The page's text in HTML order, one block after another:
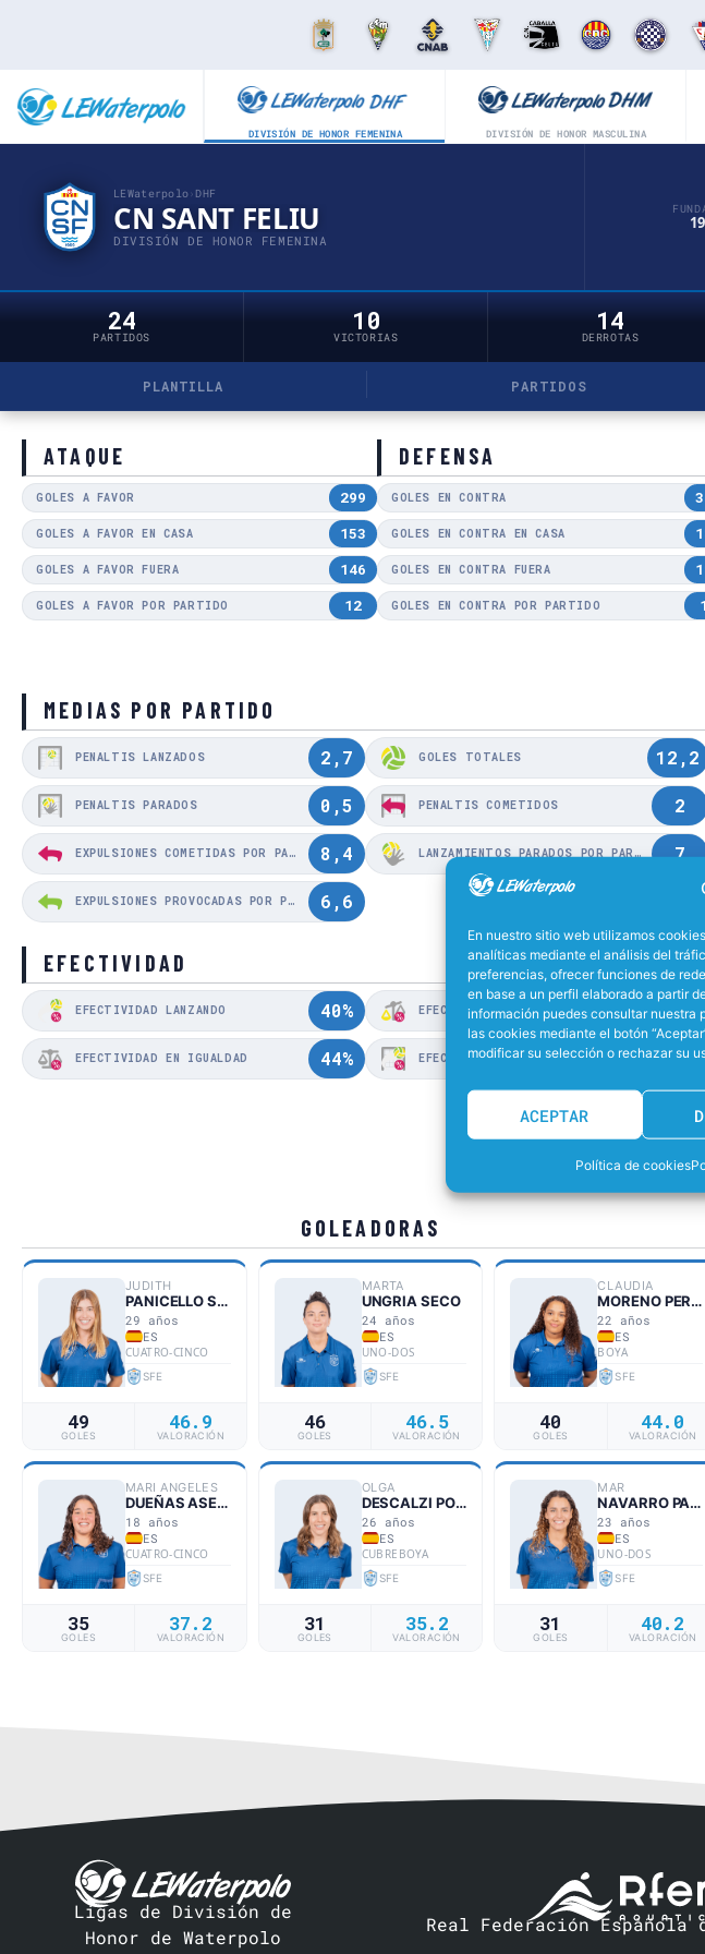
En nuestro sitio web utilizamos
analíticas mediante el análisis del
preferencias, ofrecer funciones de
en base a un perfil elaborado a partir
información puedes consultar nuestra
las cookies mediante el botón
modificar su selección o rechazar su
ACEPTAR
Política de cookies
DIVISIÓN DE HONOR FEMENINA DIVISIÓN DE HONOR MASCULINA
LEWaterpolo› DHF
CN SANT FELIU
DIVISIÓN DE HONOR FEMENINA
24
PARTIDOS
10
VICTORIAS
14
DERROTAS
PLANTILLA PARTIDOS
ATAQUE
GOLES A FAVOR 299
GOLES A FAVOR EN CASA 153
GOLES A FAVOR FUERA 146
GOLES A FAVOR POR PARTIDO 12
DEFENSA
GOLES EN CONTRA
GOLES EN CONTRA EN CASA
GOLES EN CONTRA FUERA
GOLES EN CONTRA POR PARTIDO
MEDIAS POR PARTIDO
PENALTIS LANZADOS 2,7 GOLES TOTALES 12,2
PENALTIS PARADOS 0,5 PENALTIS COMETIDOS 2
EXPULSIONES COMETIDAS POR PARTIDO 8,4 LANZAMIENTOS PARADOS POR PARTIDO 7
EXPULSIONES PROVOCADAS POR PARTIDO 6,6
EFECTIVIDAD
EFECTIVIDAD LANZANDO 40% EFECTIVIDAD EN SUPERIORIDAD 26%
EFECTIVIDAD EN IGUALDAD 44% EFECTIVIDAD PARANDO LANZAMIENTOS 33%
GOLEADORAS
JUDITH
PANICELLO SANZ
29 años
ES
CUATRO-CINCO
SFE
49
GOLES
46.9
VALORACIÓN
MARTA
UNGRIA SECO
24 años
ES
UNO-DOS
SFE
46
GOLES
46.5
VALORACIÓN
CLAUDIA
MORENO PEREZ
22 años
ES
BOYA
SFE
40
GOLES
44.0
VALORACIÓN
MARI ANGELES
DUEÑAS ASENCIO
18 años
ES
CUATRO-CINCO
SFE
35
GOLES
37.2
VALORACIÓN
OLGA
DESCALZI PORTELL
26 años
ES
CUBREBOYA
SFE
31
GOLES
35.2
VALORACIÓN
MAR
NAVARRO PARERA
23 años
ES
UNO-DOS
SFE
31
GOLES
40.2
VALORACIÓN
Ligas de División de
Honor de Waterpolo
Real Federación Española